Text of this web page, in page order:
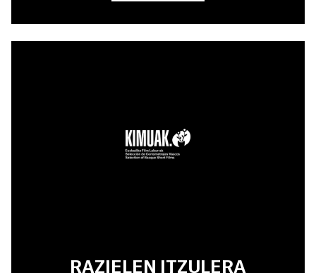
RAZIELEN ITZULERA